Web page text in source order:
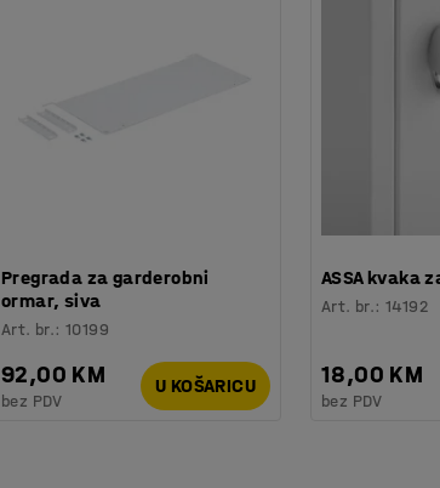
Pregrada za garderobni
ormar, siva
Art. br.:10199
92,00 KM
bez PDV
U KOŠARICU
ASSA kvaka
Art. br.:14192
18,00 KM
bez PDV